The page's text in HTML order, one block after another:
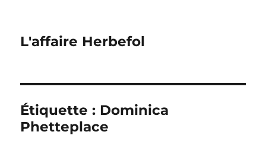
L'affaire Herbefol
Étiquette : Dominica
Phetteplace